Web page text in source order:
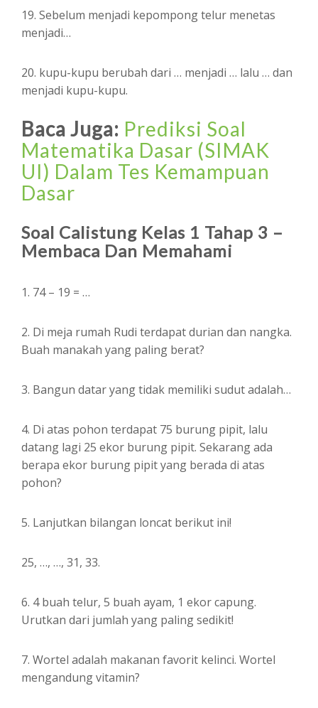
19. Sebelum menjadi kepompong telur menetas
menjadi…
20. kupu-kupu berubah dari … menjadi … lalu … dan
menjadi kupu-kupu.
Baca Juga: Prediksi Soal
Matematika Dasar (SIMAK
UI) Dalam Tes Kemampuan
Dasar
Soal Calistung Kelas 1 Tahap 3 –
Membaca Dan Memahami
1. 74 – 19 = …
2. Di meja rumah Rudi terdapat durian dan nangka.
Buah manakah yang paling berat?
3. Bangun datar yang tidak memiliki sudut adalah…
4. Di atas pohon terdapat 75 burung pipit, lalu
datang lagi 25 ekor burung pipit. Sekarang ada
berapa ekor burung pipit yang berada di atas
pohon?
5. Lanjutkan bilangan loncat berikut ini!
25, …, …, 31, 33.
6. 4 buah telur, 5 buah ayam, 1 ekor capung.
Urutkan dari jumlah yang paling sedikit!
7. Wortel adalah makanan favorit kelinci. Wortel
mengandung vitamin?